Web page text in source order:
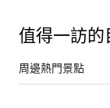
值得一訪的
周邊熱門景點